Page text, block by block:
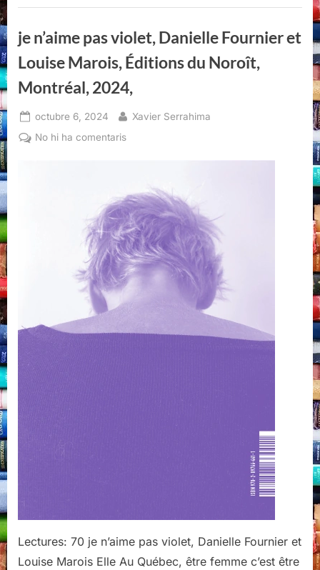
je n’aime pas violet, Danielle Fournier et
Louise Marois, Éditions du Noroît,
Montréal, 2024,
Posted
on
octubre 6, 2024 By
Xavier Serrahima
No hi ha comentarisa
violet,
Danielle
Fournier
et
Louise
Marois,
Éditions
Noroît,
Lectures: 70 je n’aime pas violet, Danielle Fournier et
Louise Marois Elle Au Québec, être femme c’est être